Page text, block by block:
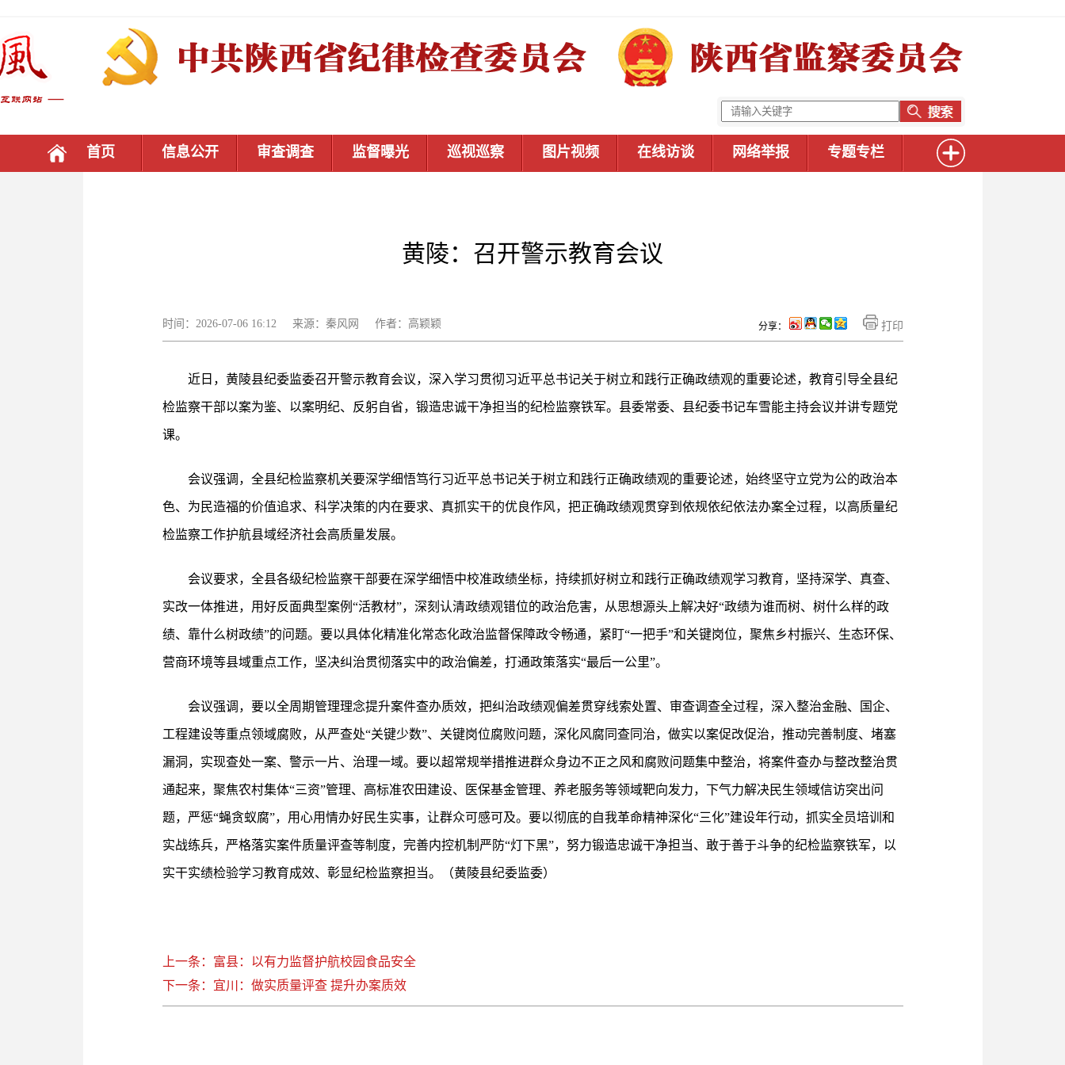
首页 信息公开 审查调查 监督曝光 巡视巡察 图片视频 在线访谈 网络举报 专题专栏
黄陵：召开警示教育会议
时间：2026-07-06 16:12 来源：秦风网 作者：高颖颖 打印
分享：
近日，黄陵县纪委监委召开警示教育会议，深入学习贯彻习近平总书记关于树立和践行正确政绩观的重要论述，教育引导全县纪
检监察干部以案为鉴、以案明纪、反躬自省，锻造忠诚干净担当的纪检监察铁军。县委常委、县纪委书记车雪能主持会议并讲专题党
课。
会议强调，全县纪检监察机关要深学细悟笃行习近平总书记关于树立和践行正确政绩观的重要论述，始终坚守立党为公的政治本
色、为民造福的价值追求、科学决策的内在要求、真抓实干的优良作风，把正确政绩观贯穿到依规依纪依法办案全过程，以高质量纪
检监察工作护航县域经济社会高质量发展。
会议要求，全县各级纪检监察干部要在深学细悟中校准政绩坐标，持续抓好树立和践行正确政绩观学习教育，坚持深学、真查、
实改一体推进，用好反面典型案例“活教材”，深刻认清政绩观错位的政治危害，从思想源头上解决好“政绩为谁而树、树什么样的政
绩、靠什么树政绩”的问题。要以具体化精准化常态化政治监督保障政令畅通，紧盯“一把手”和关键岗位，聚焦乡村振兴、生态环保、
营商环境等县域重点工作，坚决纠治贯彻落实中的政治偏差，打通政策落实“最后一公里”。
会议强调，要以全周期管理理念提升案件查办质效，把纠治政绩观偏差贯穿线索处置、审查调查全过程，深入整治金融、国企、
工程建设等重点领域腐败，从严查处“关键少数”、关键岗位腐败问题，深化风腐同查同治，做实以案促改促治，推动完善制度、堵塞
漏洞，实现查处一案、警示一片、治理一域。要以超常规举措推进群众身边不正之风和腐败问题集中整治，将案件查办与整改整治贯
通起来，聚焦农村集体“三资”管理、高标准农田建设、医保基金管理、养老服务等领域靶向发力，下气力解决民生领域信访突出问
题，严惩“蝇贪蚁腐”，用心用情办好民生实事，让群众可感可及。要以彻底的自我革命精神深化“三化”建设年行动，抓实全员培训和
实战练兵，严格落实案件质量评查等制度，完善内控机制严防“灯下黑”，努力锻造忠诚干净担当、敢于善于斗争的纪检监察铁军，以
实干实绩检验学习教育成效、彰显纪检监察担当。（黄陵县纪委监委）
上一条：富县：以有力监督护航校园食品安全
下一条：宜川：做实质量评查 提升办案质效